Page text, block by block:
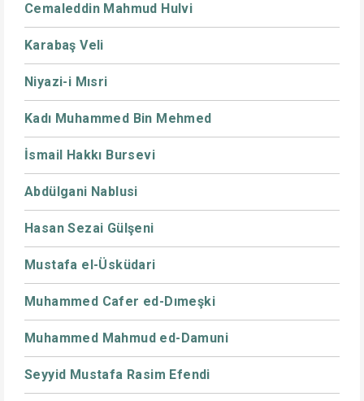
Cemaleddin Mahmud Hulvi
Karabaş Veli
Niyazi-i Mısri
Kadı Muhammed Bin Mehmed
İsmail Hakkı Bursevi
Abdülgani Nablusi
Hasan Sezai Gülşeni
Mustafa el-Üsküdari
Muhammed Cafer ed-Dımeşki
Muhammed Mahmud ed-Damuni
Seyyid Mustafa Rasim Efendi